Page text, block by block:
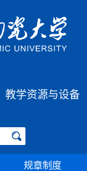
教学资源与设备
规章制度